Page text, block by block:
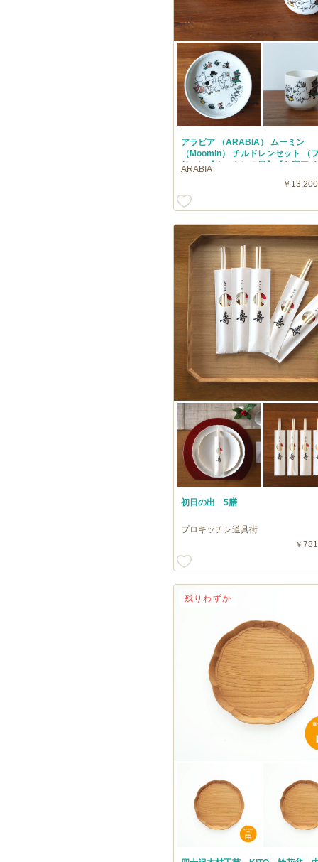
アラビア （ARABIA） ムーミン
（Moomin） チルドレンセット （
リー）【ムーミンの日】【お宝ア
ARABIA
￥
初日の出 5膳
プロキッチン道具街
￥
残りわずか